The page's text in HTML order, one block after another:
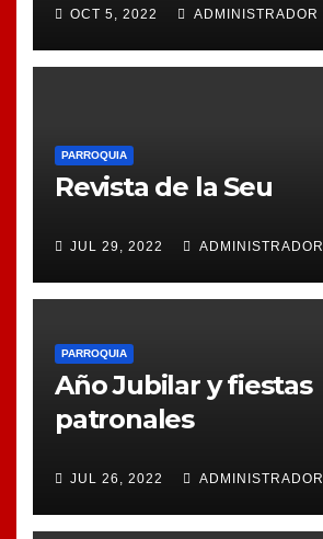
OCT 5, 2022 ADMINISTRADOR
PARROQUIA
Revista de la Seu
JUL 29, 2022 ADMINISTRADOR
PARROQUIA
Año Jubilar y fiestas
patronales
JUL 26, 2022 ADMINISTRADOR